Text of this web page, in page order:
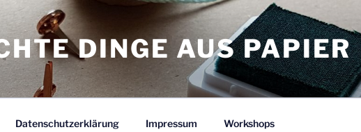
DINGE AUS PAPIER
Datenschutzerklärung Impressum Workshops